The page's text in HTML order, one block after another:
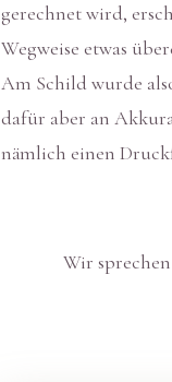
gerechnet wird,
Wegweise etwas
Am Schild wurde
dafür aber an
nämlich einen
Wir